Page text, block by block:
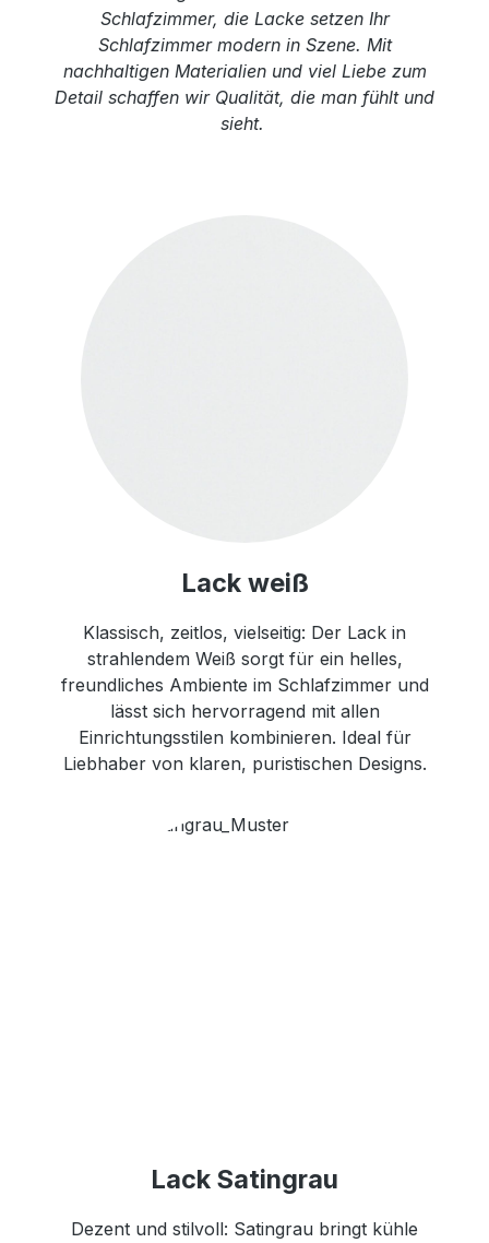
Schlafzimmer, die Lacke setzen Ihr
Schlafzimmer modern in Szene. Mit
nachhaltigen Materialien und viel Liebe zum
Detail schaffen wir Qualität, die man fühlt und
sieht.
Lack weiß
Klassisch, zeitlos, vielseitig: Der Lack in
strahlendem Weiß sorgt für ein helles,
freundliches Ambiente im Schlafzimmer und
lässt sich hervorragend mit allen
Einrichtungsstilen kombinieren. Ideal für
Liebhaber von klaren, puristischen Designs.
Lack Satingrau
Dezent und stilvoll: Satingrau bringt kühle